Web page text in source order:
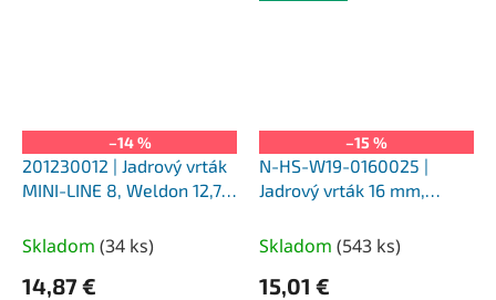
–14 %
201230012 | Jadrový vrták
MINI-LINE 8, Weldon 12,7,
Skladom (34 ks)
14,87 €
–15 %
N-HS-W19-0160025 |
Jadrový vrták 16 mm,
upnutie Weldon 19
Skladom (543 ks)
15,01 €